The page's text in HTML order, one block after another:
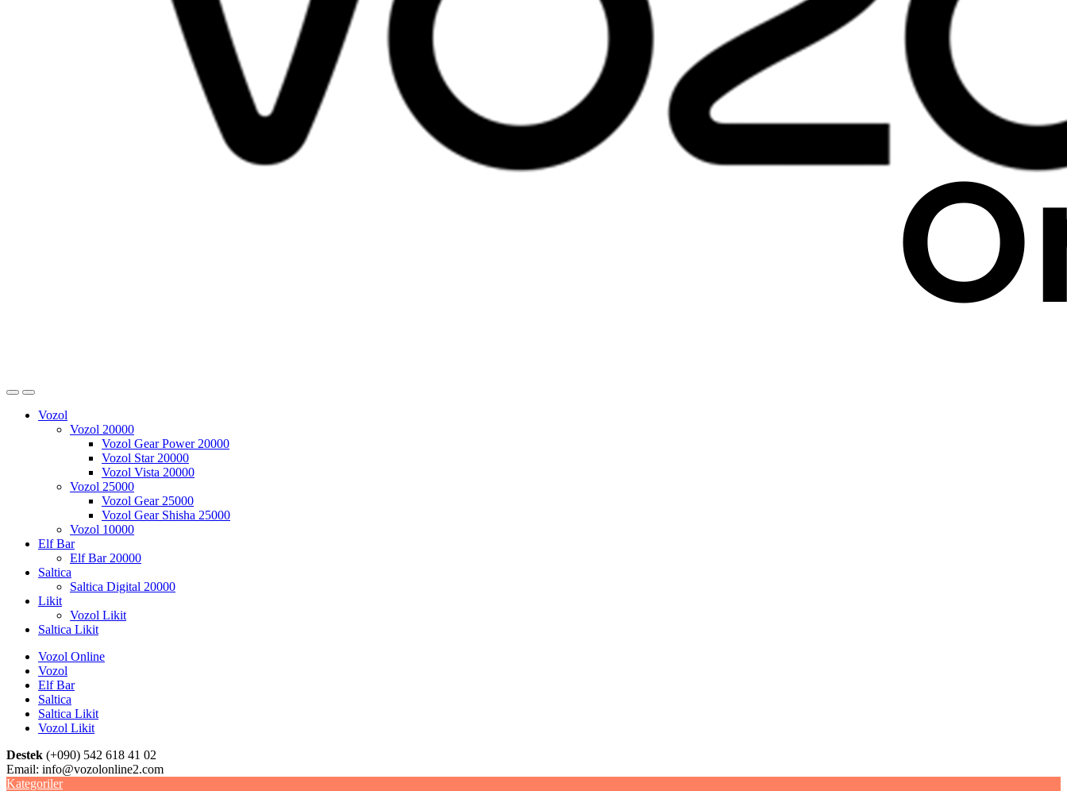
Vozol
Vozol 20000
Vozol Gear Power 20000
Vozol Star 20000
Vozol Vista 20000
Vozol 25000
Vozol Gear 25000
Vozol Gear Shisha 25000
Vozol 10000
Elf Bar
Elf Bar 20000
Saltica
Saltica Digital 20000
Likit
Vozol Likit
Saltica Likit
Vozol Online
Vozol
Elf Bar
Saltica
Saltica Likit
Vozol Likit
Destek (+090) 542 618 41 02
Email: info@vozolonline2.com
Kategoriler